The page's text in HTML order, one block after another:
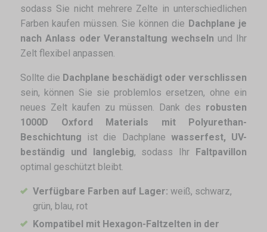
sodass Sie nicht mehrere Zelte in unterschiedlichen
Farben kaufen müssen. Sie können die Dachplane je
nach Anlass oder Veranstaltung wechseln und Ihr
Zelt flexibel anpassen.
Sollte die Dachplane beschädigt oder verschlissen
sein, können Sie sie problemlos ersetzen, ohne ein
neues Zelt kaufen zu müssen. Dank des robusten
1000D Oxford Materials mit Polyurethan-
Beschichtung ist die Dachplane wasserfest, UV-
beständig und langlebig, sodass Ihr Faltpavillon
optimal geschützt bleibt.
Verfügbare Farben auf Lager: weiß, schwarz,
grün, blau, rot
Kompatibel mit Hexagon-Faltzelten in der